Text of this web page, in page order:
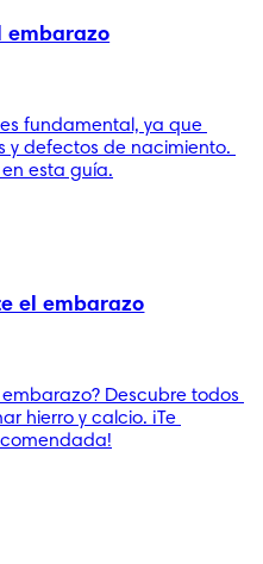
embarazo
fundamental, ya que
y defectos de nacimiento.
esta guía.
el embarazo
Descubre todos
hierro y calcio. ¡Te